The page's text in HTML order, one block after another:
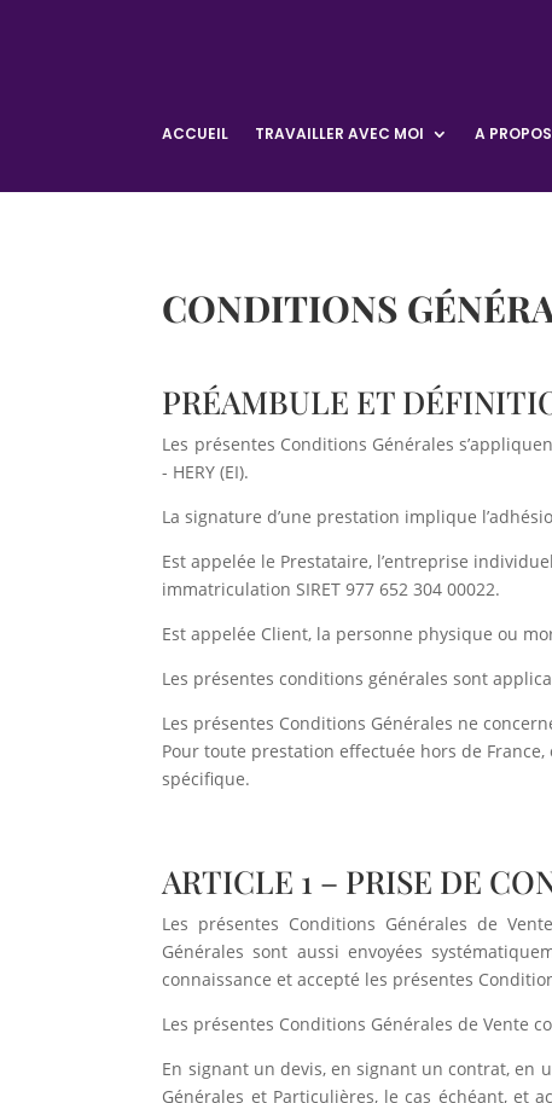
ACCUEIL TRAVAILLER AVEC MOI A PROPOS
CONDITIONS
PRÉAMBULE ET
Les présentes Conditions Générales
- HERY (EI).
La signature d’une prestation implique
Est appelée le Prestataire, l’entreprise
immatriculation SIRET 977 652 304 00022.
Est appelée Client, la personne physique ou
Les présentes conditions générales sont
Les présentes Conditions Générales ne
Pour toute prestation effectuée hors de
spécifique.
ARTICLE 1 – PRISE DE
Les présentes Conditions Générales de
Générales sont aussi envoyées
connaissance et accepté les présentes
Les présentes Conditions Générales de Vente
En signant un devis, en signant un contrat, en
Générales et Particulières, le cas échéant, et